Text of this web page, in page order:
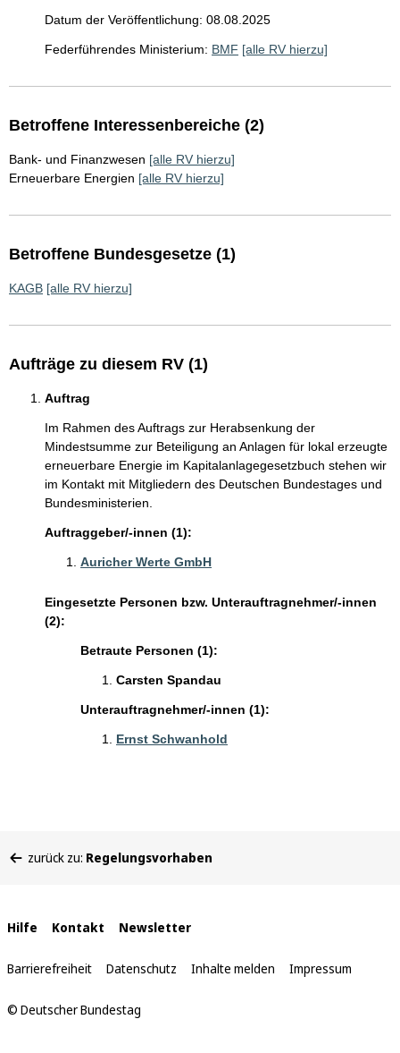
Datum der Veröffentlichung: 08.08.2025
Federführendes Ministerium: BMF [alle RV hierzu]
Betroffene Interessenbereiche (2)
Bank- und Finanzwesen [alle RV hierzu]
Erneuerbare Energien [alle RV hierzu]
Betroffene Bundesgesetze (1)
KAGB [alle RV hierzu]
Aufträge zu diesem RV (1)
Auftrag
Im Rahmen des Auftrags zur Herabsenkung der
Mindestsumme zur Beteiligung an Anlagen für lokal erzeugte
erneuerbare Energie im Kapitalanlagegesetzbuch stehen wir
im Kontakt mit Mitgliedern des Deutschen Bundestages und
Bundesministerien.
Auftraggeber/-innen (1):
Auricher Werte GmbH
Eingesetzte Personen bzw. Unterauftragnehmer/-innen
(2):
Betraute Personen (1):
Carsten Spandau
Unterauftragnehmer/-innen (1):
Ernst Schwanhold
befinden
zurück zu: Regelungsvorhaben
Interne
Links
Hilfe Kontakt Newsletter
Barrierefreiheit Datenschutz Inhalte melden Impressum
© Deutscher Bundestag